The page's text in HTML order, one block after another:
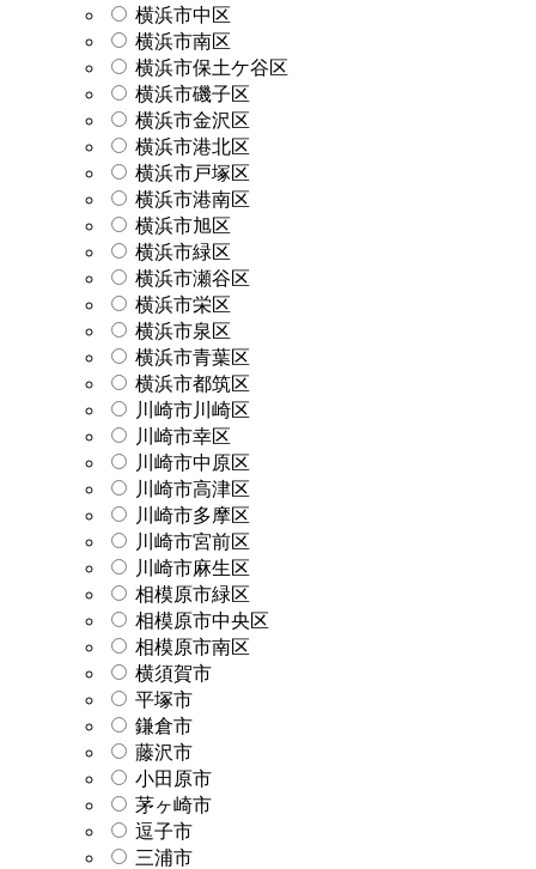
横浜市中区
横浜市南区
横浜市保土ケ谷区
横浜市磯子区
横浜市金沢区
横浜市港北区
横浜市戸塚区
横浜市港南区
横浜市旭区
横浜市緑区
横浜市瀬谷区
横浜市栄区
横浜市泉区
横浜市青葉区
横浜市都筑区
川崎市川崎区
川崎市幸区
川崎市中原区
川崎市高津区
川崎市多摩区
川崎市宮前区
川崎市麻生区
相模原市緑区
相模原市中央区
相模原市南区
横須賀市
平塚市
鎌倉市
藤沢市
小田原市
茅ヶ崎市
逗子市
三浦市